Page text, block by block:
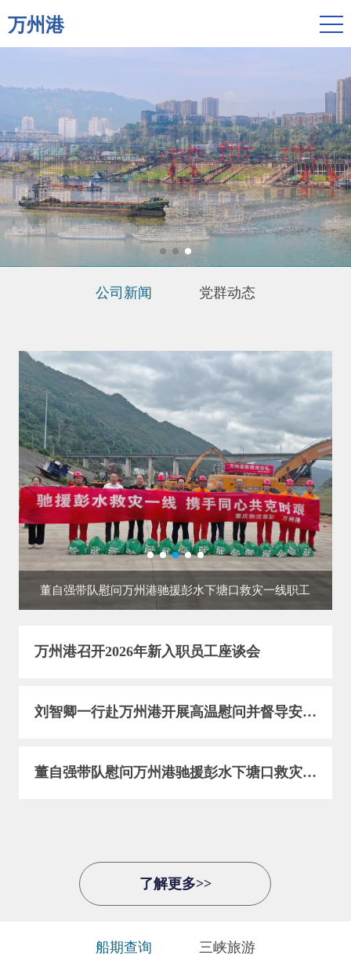
万州港
公司新闻 党群动态
董自强带队慰问万州港驰援彭水下塘口救灾一线职工
万州港召开2026年半年经济工作会
万州港召开2026年新入职员工座谈会
刘智卿一行赴万州港开展高温慰问并督导安全生产工作
董自强带队慰问万州港驰援彭水下塘口救灾一线职工
了解更多>>
船期查询 三峡旅游